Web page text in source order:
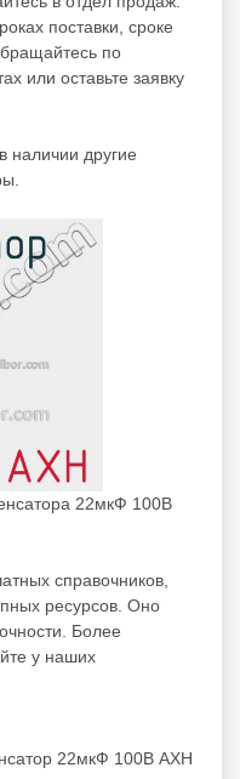
поставки, сроке
по
или оставьте заявку
наличии другие
22мкФ 100В
справочников,
ресурсов. Оно
Более
у наших
22мкФ 100В AXH